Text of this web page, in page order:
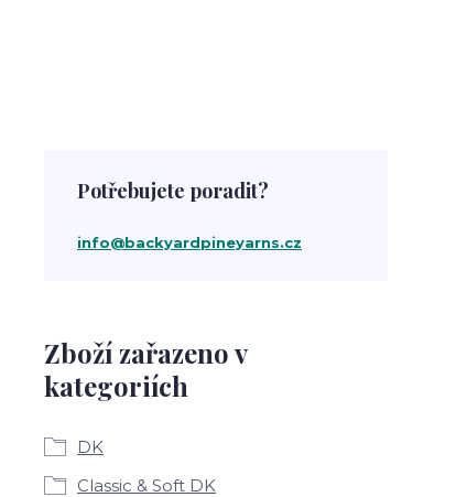
Zboží zařazeno v
kategoriích
DK
Classic & Soft DK
Potřebujete poradit?
info@backyardpineyarns.cz